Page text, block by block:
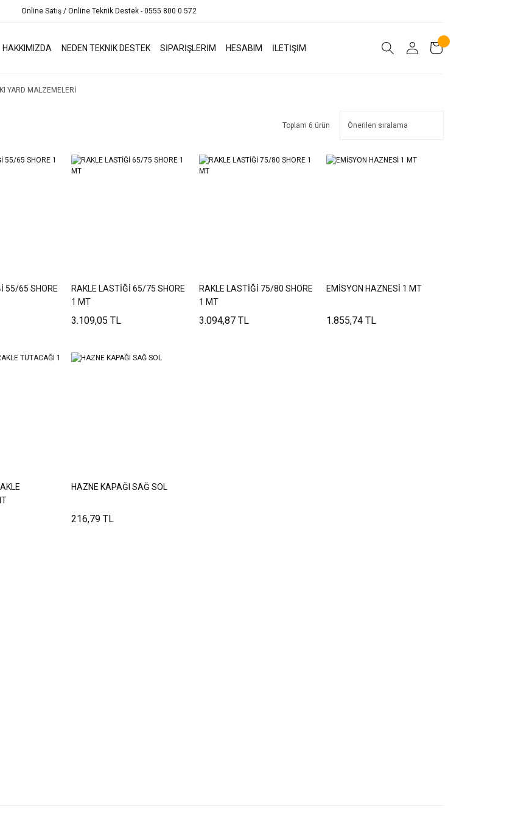
Online Satış / Online Teknik Destek - 0555 800 0 572
HAKKIMIZDA NEDEN TEKNİK DESTEK SİPARİŞLERİM HESABIM İLETİŞİM
YARD MALZEMELERİ
Toplam 6 ürün
55/65 SHORE
RAKLE LASTİĞİ 65/75 SHORE
1 MT
3.109,05 TL
RAKLE LASTİĞİ 75/80 SHORE
1 MT
3.094,87 TL
EMİSYON HAZNESİ 1 MT
1.855,74 TL
HAZNE KAPAĞI SAĞ SOL
216,79 TL